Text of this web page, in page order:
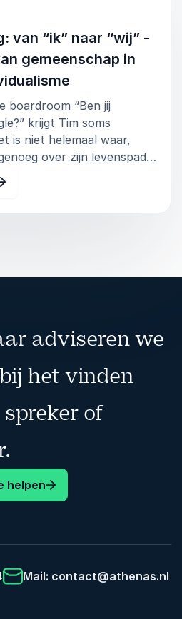
en werkplezier.
workshop:
ego-gedreven patronen
en samen te
in plaats van
binnen het team.
en
van “ik” naar “wij” -
gemeenschap in
boardroom “Ben jij
krijgt Tim soms
is niet helemaal waar,
over zijn levenspad.
hij langere periodes
vaak midden in kleine
adviseren we
het vinden
of
helpen
Mail: contact@athenas.nl